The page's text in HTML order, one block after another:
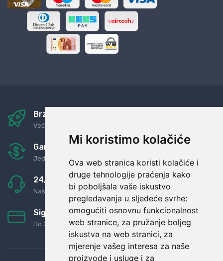
Mi koristimo kolačiće
Ova web stranica koristi kolačiće i
druge tehnologije praćenja kako
bi poboljšala vaše iskustvo
pregledavanja u sljedeće svrhe:
omogućiti osnovnu funkcionalnost
web stranice, za pružanje boljeg
iskustva na web stranici, za
mjerenje vašeg interesa za naše
proizvode i usluge i za
Brza i sigurna dostava
Već za nekoliko dana kod vas
Garancija u povrat novaca
Jednostavno pravilo: Roba za novac
24/7 odlična podrška
Naši agenti uvijek na raspolaganju
Sigurno obročno plaćanje
Do 24 rata bez kamata